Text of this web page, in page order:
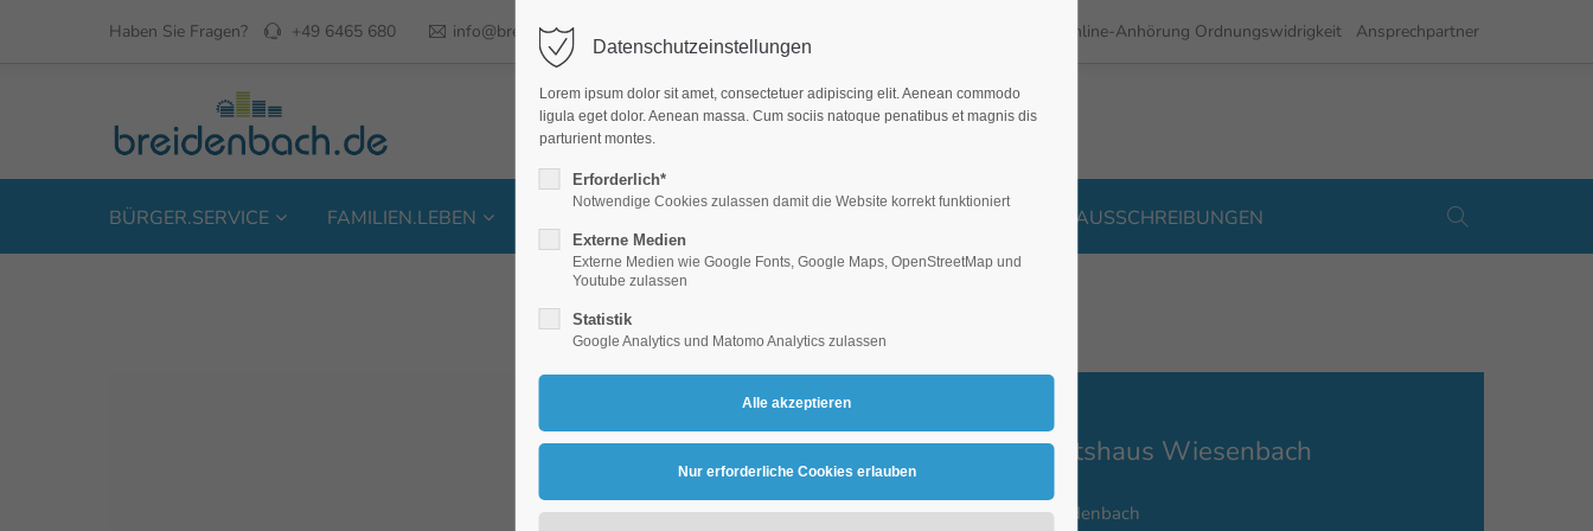
Haben Sie Fragen? +49 6465 680 info@breidenbach.de Online-Anhörung Ordnungswidrigkeit Ansprechpartner
BÜRGER.SERVICE FAMILIEN.LEBEN STELLENAUSSCHREIBUNGEN
Dorfgemeinschaftshaus Wiesenbach
Struthweg 3 | 35236 Breidenbach
Datenschutzeinstellungen
Lorem ipsum dolor sit amet, consectetuer adipiscing elit. Aenean commodo
ligula eget dolor. Aenean massa. Cum sociis natoque penatibus et magnis dis
parturient montes.
Erforderlich*
Notwendige Cookies zulassen damit die Website korrekt funktioniert
Externe Medien
Externe Medien wie Google Fonts, Google Maps, OpenStreetMap und
Youtube zulassen
Statistik
Google Analytics und Matomo Analytics zulassen